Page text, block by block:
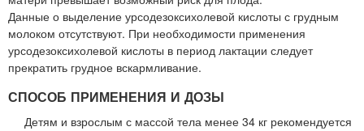
Данные о выделение урсодезоксихолевой кислоты с грудным
молоком отсутствуют. При необходимости применения
урсодезоксихолевой кислоты в период лактации следует
прекратить грудное вскармливание.
СПОСОБ ПРИМЕНЕНИЯ И ДОЗЫ
Детям и взрослым с массой тела менее 34 кг рекомендуется